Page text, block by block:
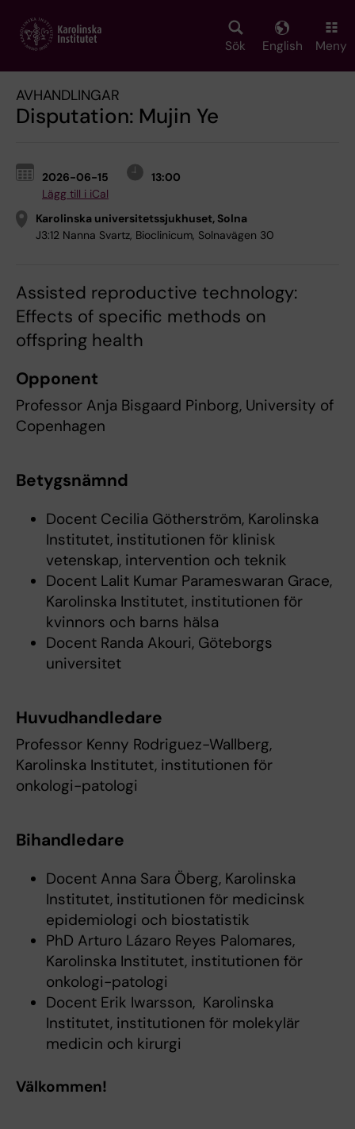
main
Sök English Meny
AVHANDLINGAR
Disputation: Mujin Ye
2026-06-15
13:00
Lägg till i iCal
Karolinska universitetssjukhuset, Solna
J3:12 Nanna Svartz, Bioclinicum, Solnavägen 30
Assisted reproductive technology:
Effects of specific methods on
offspring health
Opponent
Professor Anja Bisgaard Pinborg, University of
Copenhagen
Betygsnämnd
Docent Cecilia Götherström, Karolinska
Institutet, institutionen för klinisk
vetenskap, intervention och teknik
Docent Lalit Kumar Parameswaran Grace,
Karolinska Institutet, institutionen för
kvinnors och barns hälsa
Docent Randa Akouri, Göteborgs
universitet
Huvudhandledare
Professor Kenny Rodriguez-Wallberg,
Karolinska Institutet, institutionen för
onkologi-patologi
Bihandledare
Docent Anna Sara Öberg, Karolinska
Institutet, institutionen för medicinsk
epidemiologi och biostatistik
PhD Arturo Lázaro Reyes Palomares,
Karolinska Institutet, institutionen för
onkologi-patologi
Docent Erik Iwarsson, Karolinska
Institutet, institutionen för molekylär
medicin och kirurgi
Välkommen!